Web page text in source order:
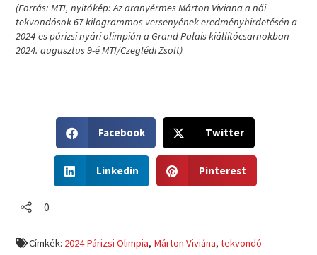
(Forrás: MTI, nyitókép: Az aranyérmes Márton Viviana a női
tekvondósok 67 kilogrammos versenyének eredményhirdetésén a
2024-es párizsi nyári olimpián a Grand Palais kiállítócsarnokban
2024. augusztus 9-é MTI/Czeglédi Zsolt)
h
r
Facebook
h
Twitter
h
n
Linkedin
h
n
Pinterest
0
Címkék: 2024 Párizsi Olimpia, Márton Viviána,tekvondó